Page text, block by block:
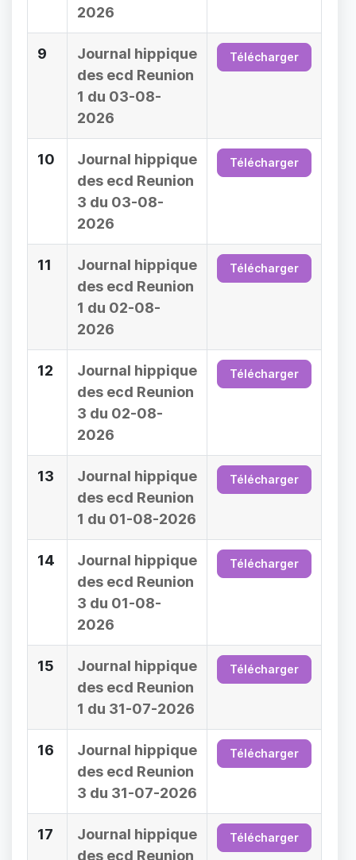
2026
9
Journal hippique
des ecd Reunion
1 du 03-08-
2026
Télécharger
10
Journal hippique
des ecd Reunion
3 du 03-08-
2026
Télécharger
11
Journal hippique
des ecd Reunion
1 du 02-08-
2026
Télécharger
12
Journal hippique
des ecd Reunion
3 du 02-08-
2026
Télécharger
13
Journal hippique
des ecd Reunion
1 du 01-08-2026
Télécharger
14
Journal hippique
des ecd Reunion
3 du 01-08-
2026
Télécharger
15
Journal hippique
des ecd Reunion
1 du 31-07-2026
Télécharger
16
Journal hippique
des ecd Reunion
3 du 31-07-2026
Télécharger
17
Journal hippique
des ecd Reunion
Télécharger